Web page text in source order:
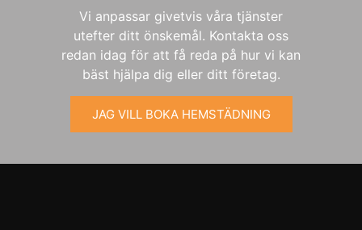
Vi anpassar givetvis våra tjänster
utefter ditt önskemål. Kontakta oss
redan idag för att få reda på hur vi kan
bäst hjälpa dig eller ditt företag.
JAG VILL BOKA HEMSTÄDNING